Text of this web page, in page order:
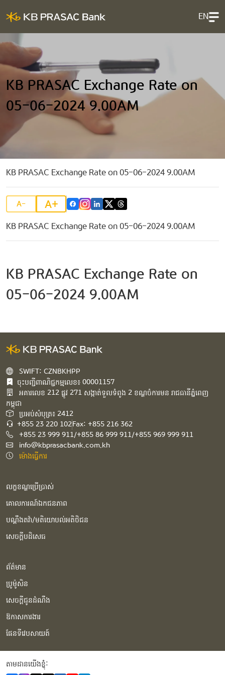
EN
KB PRASAC Exchange Rate on
05-06-2024 9.00AM
KB PRASAC Exchange Rate on 05-06-2024 9.00AM
A- A+
KB PRASAC Exchange Rate on 05-06-2024 9.00AM
KB PRASAC Exchange Rate on
05-06-2024 9.00AM
SWIFT: CZNBKHPP
ចុះបញ្ជីពាណិជ្ជកម្មលេខ៖ 00001157
អគារ​លេខ​ 212 ផ្លូវ 271 សង្កាត់ទួលទំពូង 2 ខណ្ឌចំការមន រាជធានីភ្នំពេញ
កម្ពុជា​
ប្រអប់សំបុត្រ៖ 2412
+855 23 220 102Fax: +855 216 362
+855 23 999 911/+855 86 999 911/+855 969 999 911
info@kbprasacbank.com.kh
ម៉ោងធ្វើការ
លក្ខខណ្ឌប្រើប្រាស់
គោលការណ៍ឯកជនភាព
បណ្ដឹងតវ៉ា/មតិយោបល់អតិថិជន
សេចក្ដីបដិសេធ
ព័ត៌មាន
ប្រូម៉ូសិន
សេចក្ដីជូនដំណឹង
ឱកាសការងារ
ផែនទីវេបសាយត៍
តាមដានយើងខ្ញុំំ: